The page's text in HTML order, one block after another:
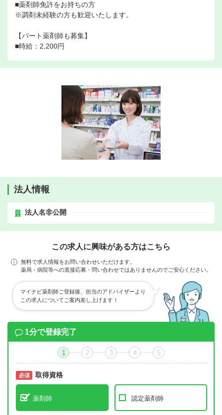
■薬剤師免許をお持ちの方
※調剤未経験の方も歓迎いたします。
【パート薬剤師も募集】
■時給：2,200円
法人情報
法人名非公開
この求人に興味がある方はこちら
無料で求人情報をお問い合わせいただけます。
薬局・病院等への直接応募・問い合わせではありませんのでご安心ください。
マイナビ薬剤師ご登録後、担当のアドバイザーより
この求人についてご案内差し上げます！
1分で登録完了
1 2 3 4 5
必須 取得資格
薬剤師 認定薬剤師